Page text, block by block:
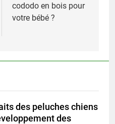
cododo en bois pour
votre bébé ?
des peluches chiens
des